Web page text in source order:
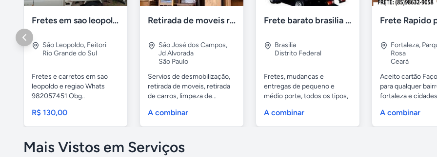
Fretes em sao leopoldo
São Leopoldo, Feitori
Rio Grande do Sul
Fretes e carretos em sao
leopoldo e regiao Whats
982057451 Obg..
R$ 130,00
Retirada de moveis residênciais e indústriais
São José dos Campos,
Jd Alvorada
São Paulo
Servios de desmobilização,
retirada de moveis, retirada
de carros, limpeza de...
A combinar
Frete barato brasilia df
Brasilia
Distrito Federal
Fretes, mudanças e
entregas de pequeno e
médio porte, todos os tipos,
A combinar
Fortaleza,
Rosa
Ceará
Aceito cartão
para qualquer
fortaleza e
A combinar
Mais Vistos em Serviços